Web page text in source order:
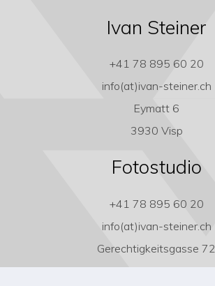
Ivan Steiner
+41 78 895 60 20
info(at)ivan-steiner.ch
Eymatt 6
3930 Visp
Fotostudio
+41 78 895 60 20
info(at)ivan-steiner.ch
Gerechtigkeitsgasse 72
3011 Bern